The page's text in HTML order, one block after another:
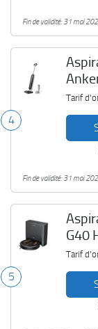
Fin de validité: 31 mai
4
Tarif
Fin de validité: 31 mai
5
G40
Tarif